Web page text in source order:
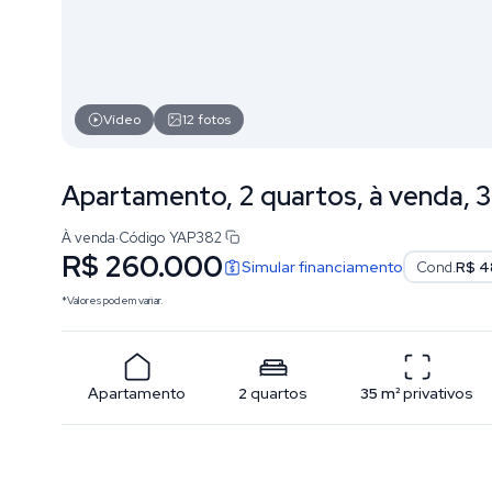
Vídeo 12 fotos
Apartamento, 2 quartos, à venda,
À venda·Código YAP382
R$ 260.000 Simular financiamento Cond.R$
*Valores podem variar.
Apartamento 2 quartos 35 m²privativos